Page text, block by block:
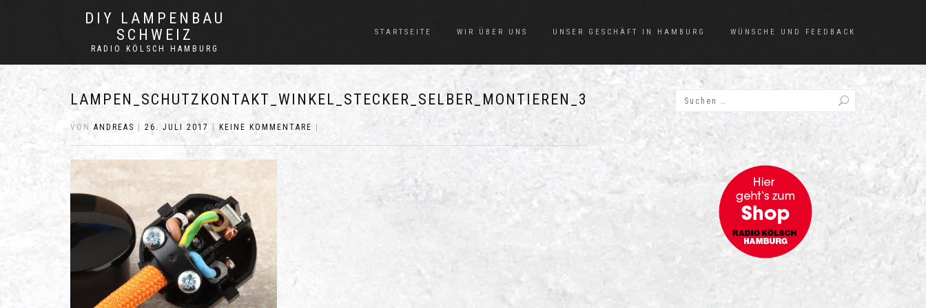
DIY LAMPENBAU
SCHWEIZ
RADIO KÖLSCH HAMBURG
STARTSEITE WIR ÜBER UNS UNSER GESCHÄFT IN HAMBURG WÜNSCHE UND FEEDBACK
LAMPEN_SCHUTZKONTAKT_WINKEL_STECKER_SELBER_MONTIEREN_3
VON ANDREAS 26. JULI 2017 KEINE KOMMENTARE